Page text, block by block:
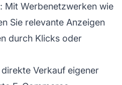
: Mit Werbenetzwerken wie
Sie relevante Anzeigen
durch Klicks oder
direkte Verkauf eigener